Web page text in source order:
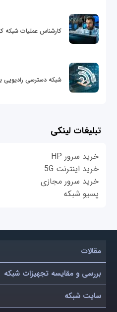
کارشناس عملیات شبکه
شبکه دسترسی رادیویی
تبلیغات لینکی
خرید سرور HP
خرید اینترنت 5G
خرید سرور مجازی
پسیو شبکه
مقالات
بررسی و مقایسه تجهیزات شبکه
سایت شبکه